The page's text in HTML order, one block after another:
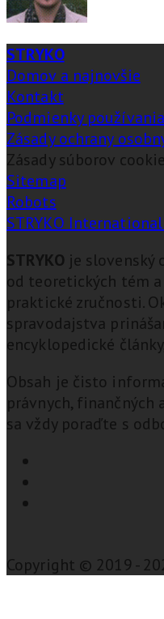
STRYKO
Domov a najnovšie
Kontakt
Podmienky používania
Zásady ochrany
Zásady súborov
Sitemap
Robots
STRYKO
STRYKO je slovenský
od teoretických tém
praktické zručnosti.
spravodajstva
encyklopedické
Obsah je čisto
právnych, finančných
sa vždy poraďte s
Copyright © 2019 -